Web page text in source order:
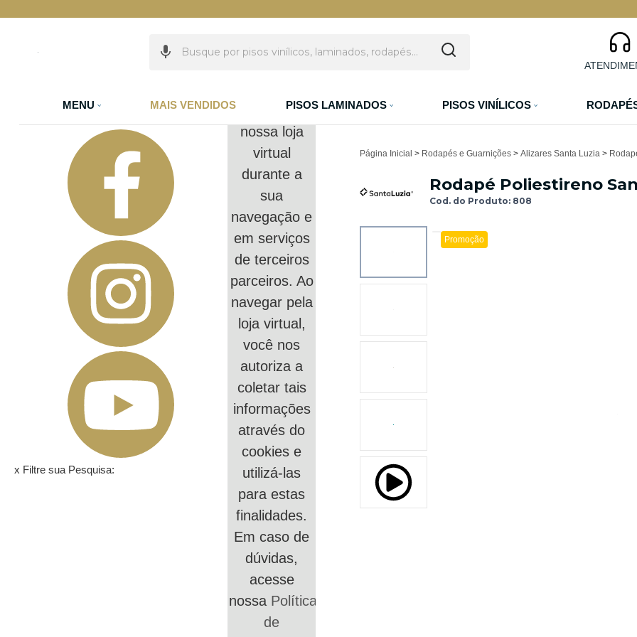
Olá Visitante!Acesse sua conta e pedidos
x Filtre sua Pesquisa:
seus dados
personalizar
nossa loja
virtual
durante a
sua
navegação e
em serviços
de terceiros
parceiros. Ao
navegar pela
loja virtual,
você nos
autoriza a
coletar tais
informações
através do
cookies e
utilizá-las
para estas
finalidades.
Em caso de
dúvidas,
acesse
nossa Política
de
MENU MAIS VENDIDOS PISOS LAMINADOS PISOS VINÍLICOS
Página Inicial > Rodapés e Guarnições > Alizares Santa Luzia >
Rodapé Poliestireno
Cod. do Produto: 808
Promoção